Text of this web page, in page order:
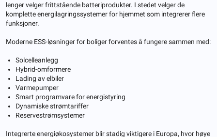
lenger velger frittstående batteriprodukter. I stedet velger de
komplette energilagringssystemer for hjemmet som integrerer flere
funksjoner.
Moderne ESS-løsninger for boliger forventes å fungere sammen med:
Solcelleanlegg
Hybrid-omformere
Lading av elbiler
Varmepumper
Smart programvare for energistyring
Dynamiske strømtariffer
Reservestrømsystemer
Integrerte energiøkosystemer blir stadig viktigere i Europa, hvor høye